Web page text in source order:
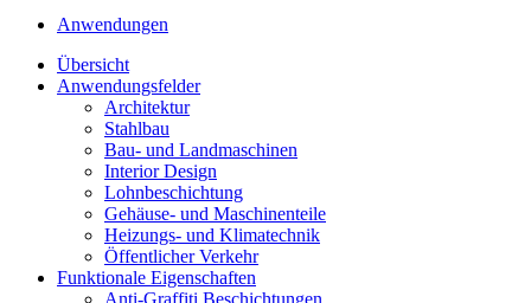
Anwendungen
Übersicht
Anwendungsfelder
Architektur
Stahlbau
Bau- und Landmaschinen
Interior Design
Lohnbeschichtung
Gehäuse- und Maschinenteile
Heizungs- und Klimatechnik
Öffentlicher Verkehr
Funktionale Eigenschaften
Anti-Graffiti Beschichtungen